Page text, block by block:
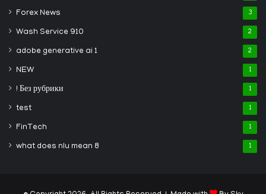
Forex News 3
Wash Service 910 2
adobe generative ai 1 2
NEW 1
! Без рубрики 1
test 1
FinTech 1
what does nlu mean 8 1